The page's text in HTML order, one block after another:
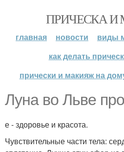
ПРИЧЕСКА
главная новости
виды
как делать
прически и макияж на
Луна во Льве
е - здоровье и красота.
Чувствительные части тела: